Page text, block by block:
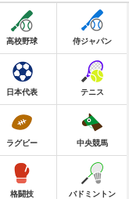
高校野球 侍ジャパン
日本代表 テニス
ラグビー 中央競馬
格闘技 バドミントン